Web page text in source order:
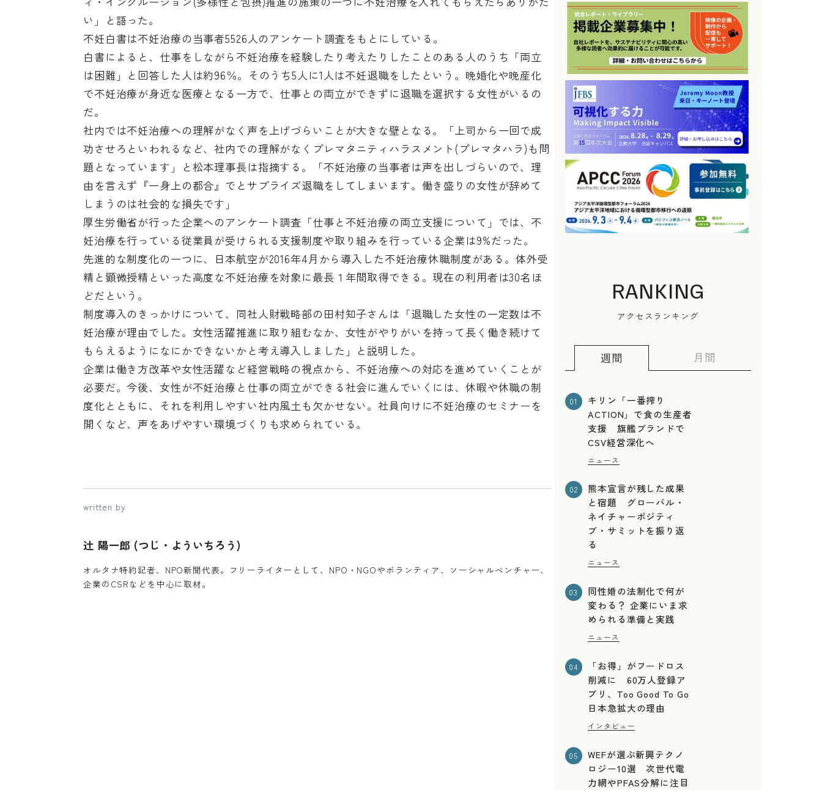
い」と語った。
不妊白書は不妊治療の当事者5526人のアンケート調査をもとにしている。
白書によると、仕事をしながら不妊治療を経験したり考えたりしたことのある人のうち「両立
は困難」と回答した人は約96％。そのうち5人に1人は不妊退職をしたという。晩婚化や晩産化
で不妊治療が身近な医療となる一方で、仕事との両立ができずに退職を選択する女性がいるの
だ。
社内では不妊治療への理解がなく声を上げづらいことが大きな壁となる。「上司から一回で成
功させろといわれるなど、社内での理解がなくプレマタニティハラスメント(プレマタハラ)も問
題となっています」と松本理事長は指摘する。「不妊治療の当事者は声を出しづらいので、理
由を言えず『一身上の都合』でとサプライズ退職をしてしまいます。働き盛りの女性が辞めて
しまうのは社会的な損失です」
厚生労働省が行った企業へのアンケート調査「仕事と不妊治療の両立支援について」では、不
妊治療を行っている従業員が受けられる支援制度や取り組みを行っている企業は9%だった。
先進的な制度化の一つに、日本航空が2016年4月から導入した不妊治療休職制度がある。体外受
精と顕微授精といった高度な不妊治療を対象に最長１年間取得できる。現在の利用者は30名ほ
どだという。
制度導入のきっかけについて、同社人財戦略部の田村知子さんは「退職した女性の一定数は不
妊治療が理由でした。女性活躍推進に取り組むなか、女性がやりがいを持って長く働き続けて
もらえるようになにかできないかと考え導入しました」と説明した。
企業は働き方改革や女性活躍など経営戦略の視点から、不妊治療への対応を進めていくことが
必要だ。今後、女性が不妊治療と仕事の両立ができる社会に進んでいくには、休暇や休職の制
度化とともに、それを利用しやすい社内風土も欠かせない。社員向けに不妊治療のセミナーを
開くなど、声をあげやすい環境づくりも求められている。
written by
辻 陽一郎 (つじ・よういちろう)
オルタナ特約記者、NPO新聞代表。フリーライターとして、NPO・NGOやボランティア、ソーシャルベンチャー、
企業のCSRなどを中心に取材。
RANKING
アクセスランキング
週間 月間
01
キリン「一番搾り
ACTION」で食の生産者
支援 旗艦ブランドで
CSV経営深化へ
ニュース
02
熊本宣言が残した成果
と宿題 グローバル・
ネイチャーポジティ
ブ・サミットを振り返
る
ニュース
03
同性婚の法制化で何が
変わる？ 企業にいま求
められる準備と実践
ニュース
04
「お得」がフードロス
削減に 60万人登録ア
プリ、Too Good To Go
日本急拡大の理由
インタビュー
05
WEFが選ぶ新興テクノ
ロジー10選 次世代電
力網やPFAS分解に注目